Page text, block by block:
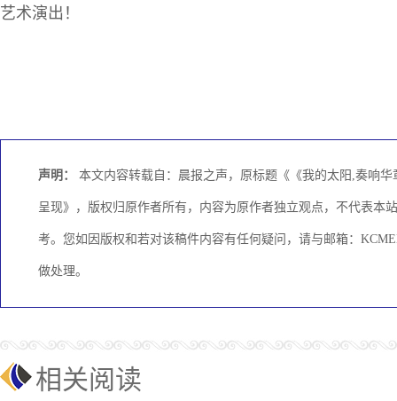
艺术演出！
声明： 本文内容转载自：晨报之声，原标题《《我的太阳,奏响
呈现》，版权归原作者所有，内容为原作者独立观点，不代表本
考。您如因版权和若对该稿件内容有任何疑问，请与邮箱：
做处理。
相关阅读